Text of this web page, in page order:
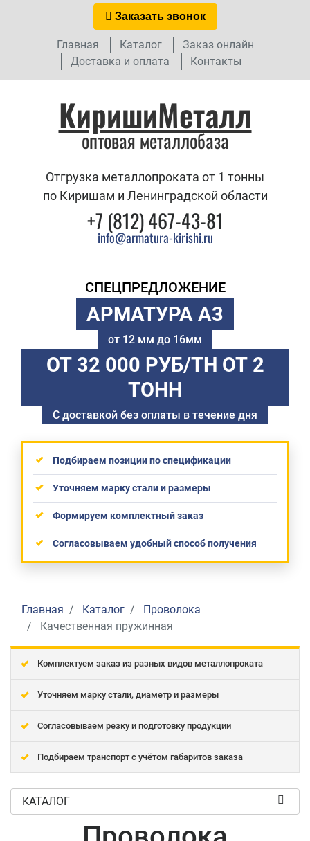
Заказать звонок
Главная Каталог
Заказ онлайн
Доставка и оплата
Контакты
КиришиМеталл
оптовая металлобаза
Отгрузка металлопроката от 1 тонны
по Киришам и Ленинградской области
+7 (812) 467-43-81
info@armatura-kirishi.ru
СПЕЦПРЕДЛОЖЕНИЕ
АРМАТУРА А3
от 12 мм до 16мм
ОТ 32 000 РУБ/ТН ОТ 2
ТОНН
С доставкой без оплаты в течение дня
Подбираем позиции по спецификации
Уточняем марку стали и размеры
Формируем комплектный заказ
Согласовываем удобный способ получения
Главная Каталог
Проволока
Качественная пружинная
Комплектуем заказ из разных видов металлопроката
Уточняем марку стали, диаметр и размеры
Согласовываем резку и подготовку продукции
Подбираем транспорт с учётом габаритов заказа
КАТАЛОГ